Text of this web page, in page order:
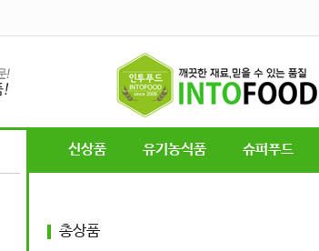
신상품 유기농식품 슈퍼푸드
총상품